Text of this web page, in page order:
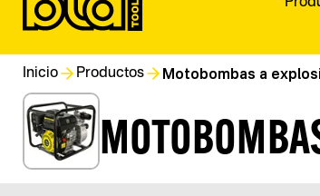
Inicio Productos Motobombas a